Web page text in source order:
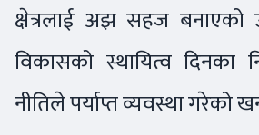
क्षेत्रलाई अझ सहज बनाएको
विकासको स्थायित्व दिनका
नीतिले पर्याप्त व्यवस्था गरेको